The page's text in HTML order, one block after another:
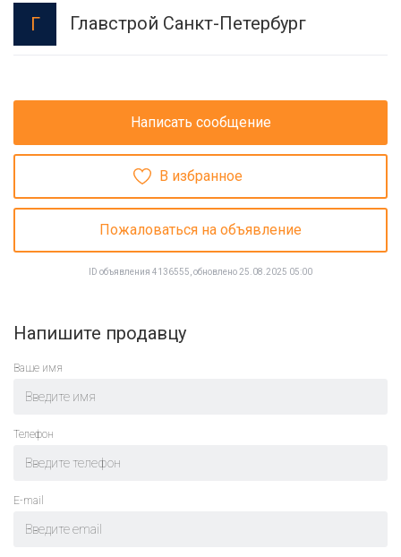
Г Главстрой Санкт-Петербург
Написать сообщение
В избранное
Пожаловаться на объявление
ID объявления 4136555, обновлено 25.08.2025 05:00
Напишите продавцу
Ваше имя
Телефон
E-mail